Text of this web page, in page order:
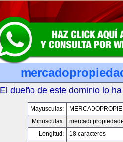
El dueño de este dominio lo
Mayusculas:
Minusculas:
Longitud:
18 caracteres